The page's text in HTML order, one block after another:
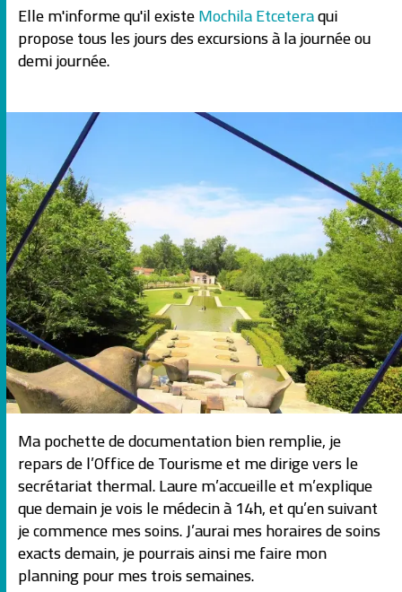
Elle m'informe qu'il existeMochila Etceteraqui
propose tous les jours des excursions à la journée ou
demi journée.
Ma pochette de documentation bien remplie, je
repars de l’Office de Tourisme et me dirige vers le
secrétariat thermal. Laure m’accueille et m’explique
que demain je vois le médecin à 14h, et qu’en suivant
je commence mes soins. J’aurai mes horaires de soins
exacts demain, je pourrais ainsi me faire mon
planning pour mes trois semaines.